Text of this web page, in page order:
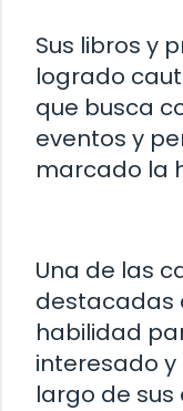
Sus libros y
logrado
que busca
eventos y
marcado la
Una de las
destacadas
habilidad
interesado
largo de sus